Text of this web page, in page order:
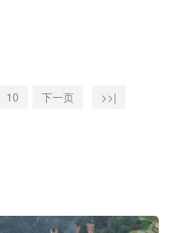
10 下一页 >>|